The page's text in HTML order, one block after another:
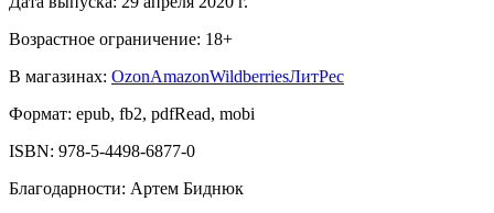
Возрастное ограничение: 18+
В магазинах: OzonAmazonWildberriesЛитРес
Формат: epub, fb2, pdfRead, mobi
ISBN: 978-5-4498-6877-0
Благодарности: Артем Биднюк